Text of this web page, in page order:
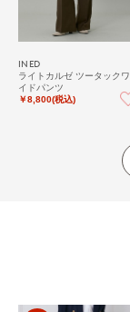
INED
ライトカルゼ ツータックワ
イドパンツ
￥8,800(税込)